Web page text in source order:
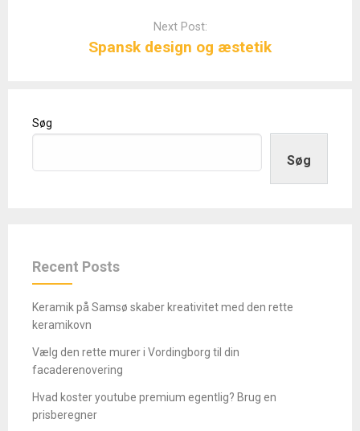
Next Post:
Spansk design og æstetik
Søg
Søg
Recent Posts
Keramik på Samsø skaber kreativitet med den rette
keramikovn
Vælg den rette murer i Vordingborg til din
facaderenovering
Hvad koster youtube premium egentlig? Brug en
prisberegner